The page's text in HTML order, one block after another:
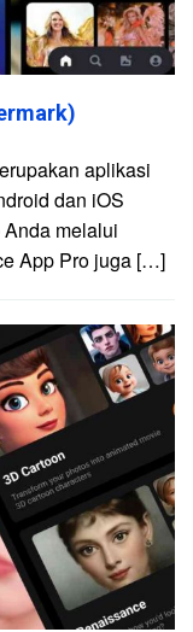
aplikasi
dan iOS
melalui
App Pro juga […]